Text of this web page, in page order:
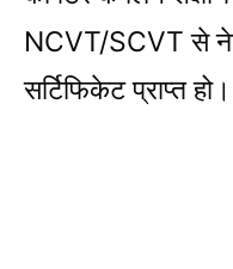
NCVT/SCVT से
सर्ट‍िफिकेट प्राप्‍त हो।